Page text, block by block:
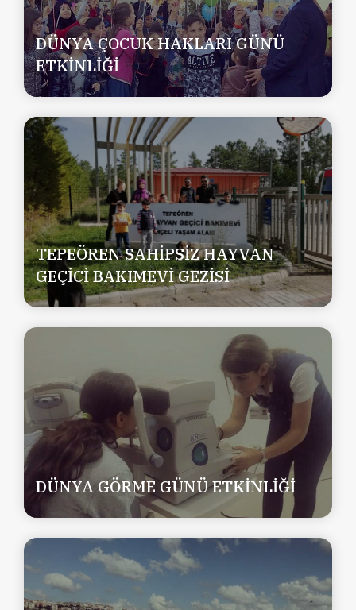
DÜNYA ÇOCUK HAKLARI GÜNÜ
ETKİNLİĞİ
TEPEÖREN SAHİPSİZ HAYVAN
GEÇİCİ BAKIMEVİ GEZİSİ
DÜNYA GÖRME GÜNÜ ETKİNLİĞİ